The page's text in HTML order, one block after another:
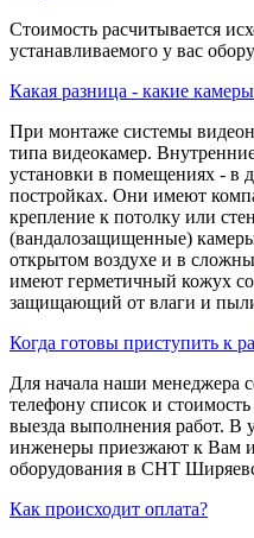
Стоимость расчитывается
устанавливаемого у вас
Какая разница - какие
При монтаже системы
типа видеокамер.
установки в помещениях - в
постройках. Они имеют
крепление к потолку или
(вандалозащищенные)
открытом воздухе и в
имеют герметичный кожух
защищающий от влаги и
Когда готовы приступить к
Для начала наши менеджера
телефону список и
выезда выполнения работ. В
инженеры приезжают к Вам
оборудования в СНТ
Как происходит оплата?